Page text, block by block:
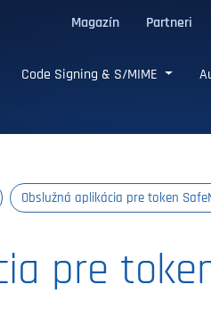
Magazín Partneri
certifikáty
Code Signing & S/MIME
Obslužná aplikácia pre token
pre